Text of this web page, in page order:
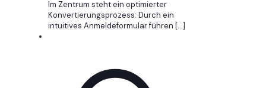
Im Zentrum steht ein optimierter
Konvertierungsprozess: Durch ein
intuitives Anmeldeformular führen […]